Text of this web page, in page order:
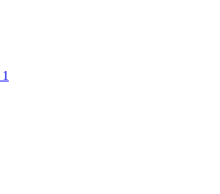
1